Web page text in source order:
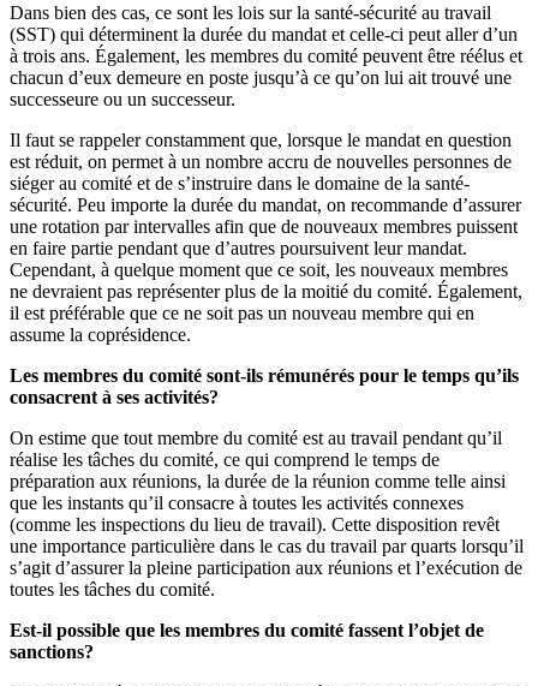
Dans bien des cas, ce sont les lois sur la santé-sécurité au travail
(SST) qui déterminent la durée du mandat et celle-ci peut aller d’un
à trois ans. Également, les membres du comité peuvent être réélus et
chacun d’eux demeure en poste jusqu’à ce qu’on lui ait trouvé une
successeure ou un successeur.
Il faut se rappeler constamment que, lorsque le mandat en question
est réduit, on permet à un nombre accru de nouvelles personnes de
siéger au comité et de s’instruire dans le domaine de la santé-
sécurité. Peu importe la durée du mandat, on recommande d’assurer
une rotation par intervalles afin que de nouveaux membres puissent
en faire partie pendant que d’autres poursuivent leur mandat.
Cependant, à quelque moment que ce soit, les nouveaux membres
ne devraient pas représenter plus de la moitié du comité. Également,
il est préférable que ce ne soit pas un nouveau membre qui en
assume la coprésidence.
Les membres du comité sont-ils rémunérés pour le temps qu’ils
consacrent à ses activités?
On estime que tout membre du comité est au travail pendant qu’il
réalise les tâches du comité, ce qui comprend le temps de
préparation aux réunions, la durée de la réunion comme telle ainsi
que les instants qu’il consacre à toutes les activités connexes
(comme les inspections du lieu de travail). Cette disposition revêt
une importance particulière dans le cas du travail par quarts lorsqu’il
s’agit d’assurer la pleine participation aux réunions et l’exécution de
toutes les tâches du comité.
Est-il possible que les membres du comité fassent l’objet de
sanctions?